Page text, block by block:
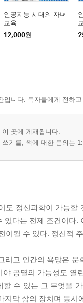
인공지능 시대의 자녀
교육
12,000원
입니다. 독자들에게 전하
곳에 게재됩니다.
쓰기를, 책에 대한 문의는
도 정신과학이 가능
있다는 전제 조건이다
이될 수 있다. 정신적
리고 인간의 욕망은
야 공멸의 가능성도 열
할 수 있는 그 무엇을
지막 삶의 장치며 동시